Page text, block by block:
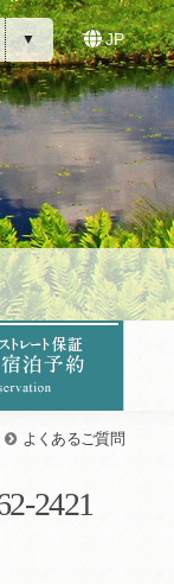
JP
よくあるご質問
2421